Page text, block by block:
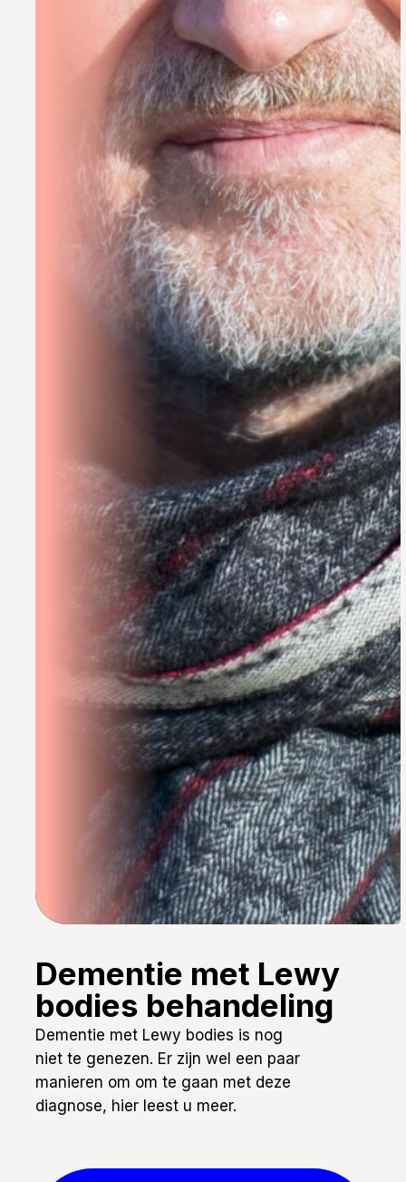
Dementie met Lewy
bodies behandeling
Dementie met Lewy bodies is nog
niet te genezen. Er zijn wel een paar
manieren om om te gaan met deze
diagnose, hier leest u meer.